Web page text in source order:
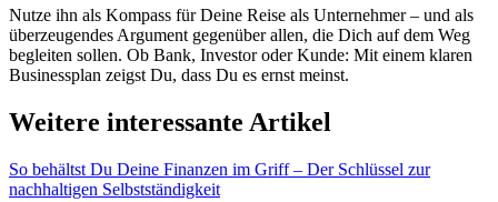
Nutze ihn als Kompass für Deine Reise als Unternehmer – und als
überzeugendes Argument gegenüber allen, die Dich auf dem Weg
begleiten sollen. Ob Bank, Investor oder Kunde: Mit einem klaren
Businessplan zeigst Du, dass Du es ernst meinst.
Weitere interessante Artikel
So behältst Du Deine Finanzen im Griff – Der Schlüssel zur
nachhaltigen Selbstständigkeit